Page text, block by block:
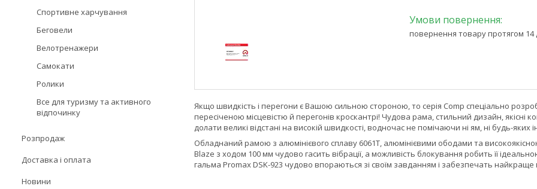
повернення товару протягом 14
Якщо швидкість і перегони є Вашою сильною стороною, то серія Comp спеціально
пересіченою місцевістю й перегонів кроскантрі! Чудова рама, стильний дизайн, якісні
долати великі відстані на високій швидкості, водночас не помічаючи ні ям, ні будь-яких
Обладнаний рамою з алюмінієвого сплаву 6061T, алюмінієвими ободами та
Blaze з ходом 100 мм чудово гасить вібрації, а можливість блокування робить її
гальма Promax DSK-923 чудово впораються зі своїм завданням і забезпечать
Спортивне харчування
Беговели
Велотренажери
Самокати
Ролики
Все для туризму та активного
відпочинку
Розпродаж
Доставка і оплата
Новини